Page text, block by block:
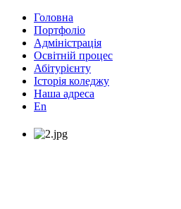
Головна
Портфоліо
Адміністрація
Освітній процес
Абітурієнту
Історія коледжу
Наша адреса
En